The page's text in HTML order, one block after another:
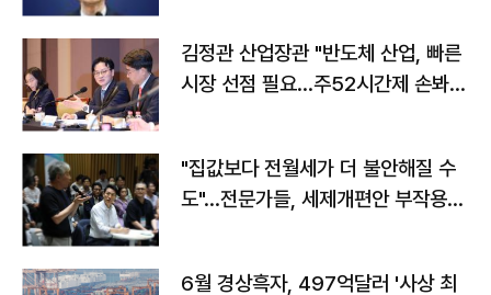
김정관 산업장관 "반도체 산업, 빠른
시장 선점 필요…주52시간제 손봐
"집값보다 전월세가 더 불안해질 수
도"…전문가들, 세제개편안 부작용
6월 경상흑자, 497억달러 '사상 최